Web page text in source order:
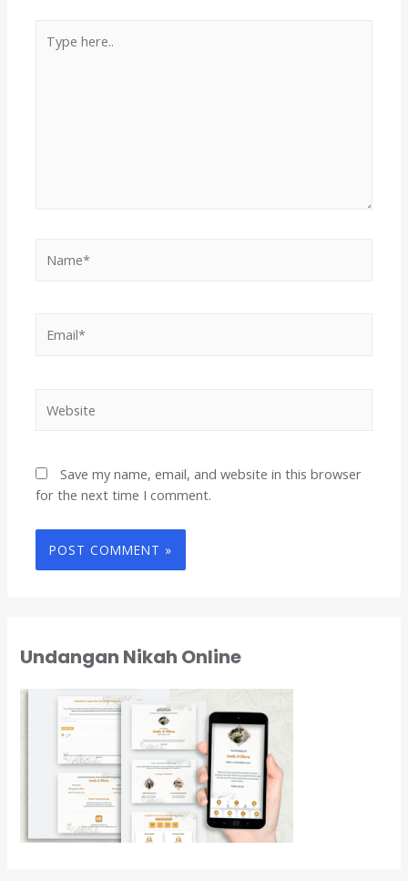
here..
Save my name, email, and website in this browser
for the next time I comment.
Undangan Nikah Online